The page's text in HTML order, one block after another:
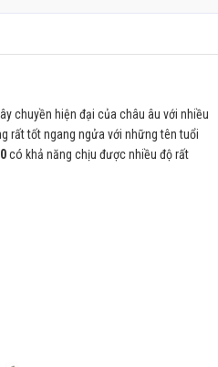
chuyền hiện đại của châu âu với nhiều
rất tốt ngang ngửa với những tên tuổi
có khả năng chịu được nhiều độ rất